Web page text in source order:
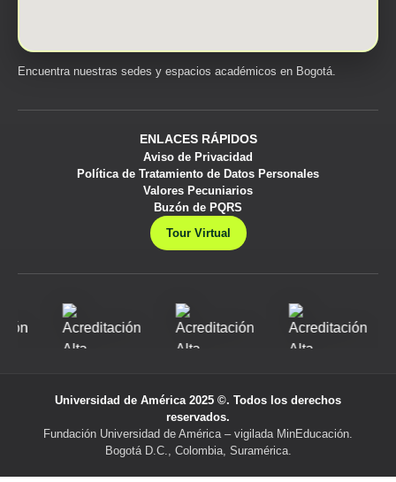
Encuentra nuestras sedes y espacios académicos en Bogotá.
ENLACES RÁPIDOS
Aviso de Privacidad
Política de Tratamiento de Datos Personales
Valores Pecuniarios
Buzón de PQRS
Tour Virtual
Universidad de América 2025 ©. Todos los derechos
reservados.
Fundación Universidad de América – vigilada MinEducación.
Bogotá D.C., Colombia, Suramérica.